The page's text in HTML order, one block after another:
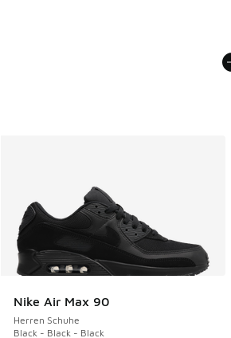
Nike Air Max 90
Herren Schuhe
Black - Black - Black